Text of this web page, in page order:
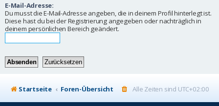
e
E-Mail-Adresse:
Du musst die E-Mail-Adresse angeben, die in deinem Profil hinterlegt ist.
Diese hast du bei der Registrierung angegeben oder nachträglich in
deinem persönlichen Bereich geändert.
Startseite Foren-Übersicht Alle Zeiten sind UTC+02:00